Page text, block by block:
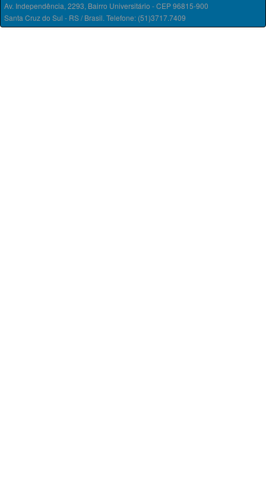
Av. Independência, 2293, Bairro Universitário - CEP 96815-900
Santa Cruz do Sul - RS / Brasil. Telefone: (51)3717.7409